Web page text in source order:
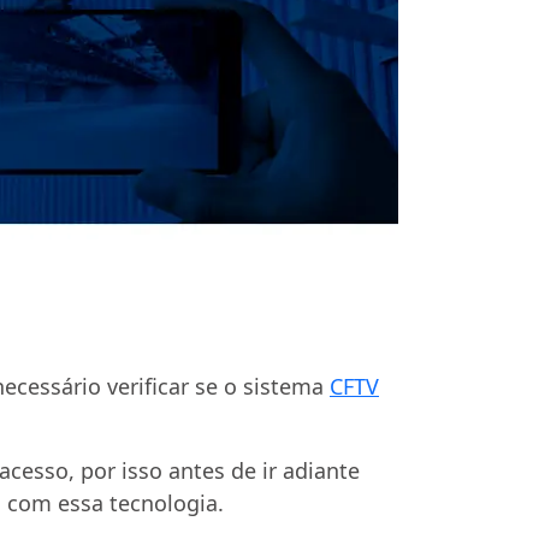
verificar se o sistema CFTV
por isso antes de ir adiante
essa tecnologia.